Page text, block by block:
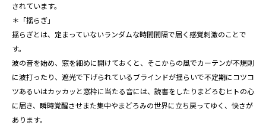
されています。
＊「揺らぎ」
揺らぎとは、定まっていないランダムな時間間隔で届く感覚刺激のことで
す。
波の音を始め、窓を細めに開けておくと、そこからの風でカーテンが不規則
に波打ったり、遮光で下げられているブラインドが揺らいで不定期にコツコ
ツあるいはカッカッと窓枠に当たる音には、読書をしたりまどろむヒトの心
に届き、瞬時覚醒させまた集中やまどろみの世界に立ち戻ってゆく、快さが
あります。